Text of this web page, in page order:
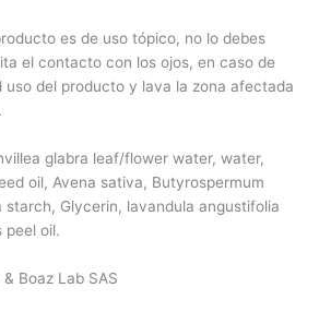
es de uso tópico, no lo debes
el contacto con los ojos, en caso de
uso del producto y lava la zona afectada
glabra leaf/flower water, water,
oil, Avena sativa, Butyrospermum
starch, Glycerin, lavandula angustifolia
peel oil.
Boaz Lab SAS